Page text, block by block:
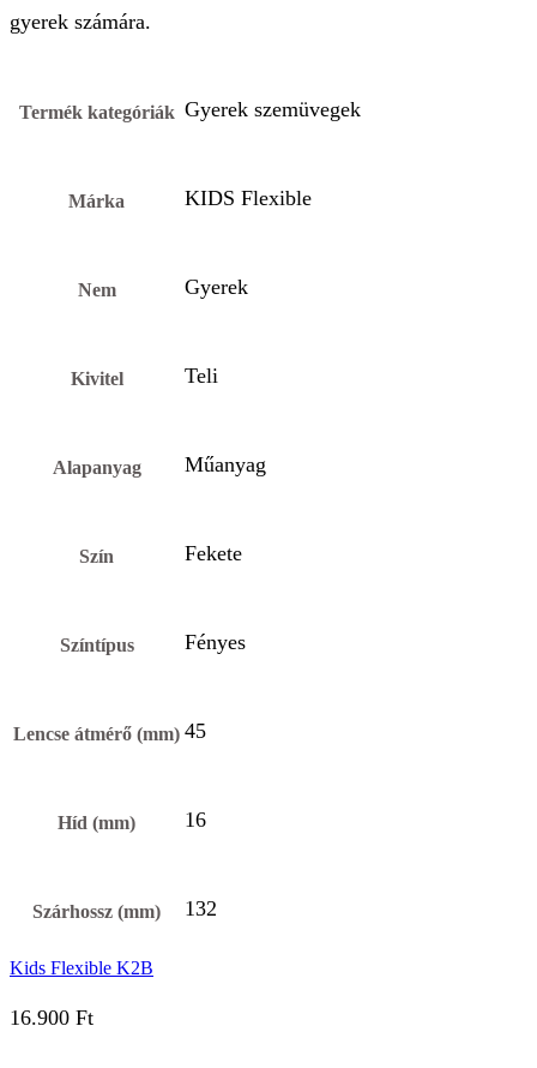
gyerek számára.
Termék kategóriák Gyerek szemüvegek
Márka KIDS Flexible
Nem Gyerek
Kivitel Teli
Alapanyag Műanyag
Szín Fekete
Színtípus Fényes
Lencse átmérő (mm) 45
Híd (mm) 16
Szárhossz (mm) 132
Kids Flexible K2B
16.900 Ft